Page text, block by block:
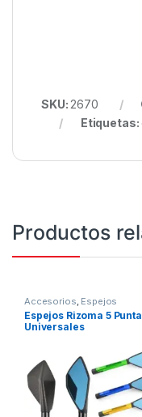
SKU: 2670
Etiquetas:
Productos
Accesorios Espejos
Espejos Rizoma 5
Universales